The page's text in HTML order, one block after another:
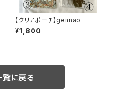
【クリアポーチ】gennao
¥1,800
覧に戻る